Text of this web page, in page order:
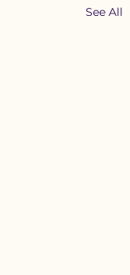
See All